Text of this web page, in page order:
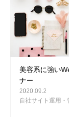
美容系に強い
ナー
2020.09.2
自社サイト運用・